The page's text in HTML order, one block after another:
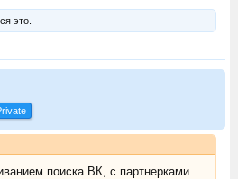
это.
поиска ВК, с партнерками